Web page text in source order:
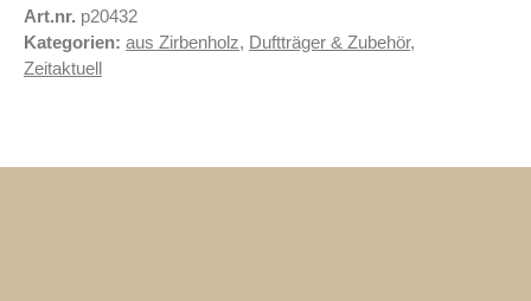
Art.nr. p20432
Kategorien: aus Zirbenholz, Duftträger & Zubehör,
Zeitaktuell